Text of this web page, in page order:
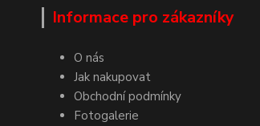
Informace pro zákazníky
O nás
Jak nakupovat
Obchodní podmínky
Fotogalerie